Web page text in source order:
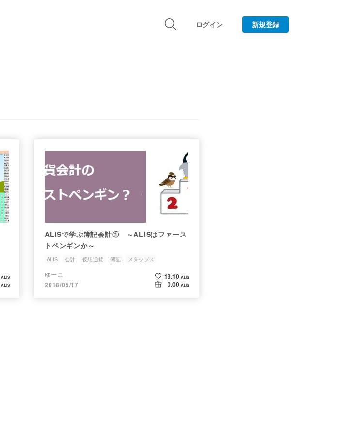
ログイン 新規登録
ALIS
ALIS
ALISで学ぶ簿記会計① ～ALISはファース
トペンギンか～
ALIS 会計 仮想通貨 簿記 メタップス
ゆーこ
2018/05/17
13.10 ALIS
0.00 ALIS